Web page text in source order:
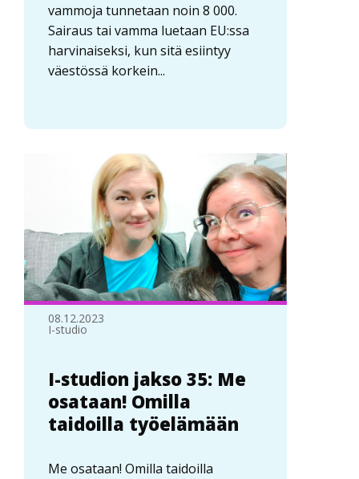
vammoja tunnetaan noin 8 000.
Sairaus tai vamma luetaan EU:ssa
harvinaiseksi, kun sitä esiintyy
väestössä korkein...
08.12.2023
I-studio
I-studion jakso 35: Me
osataan! Omilla
taidoilla työelämään
Me osataan! Omilla taidoilla